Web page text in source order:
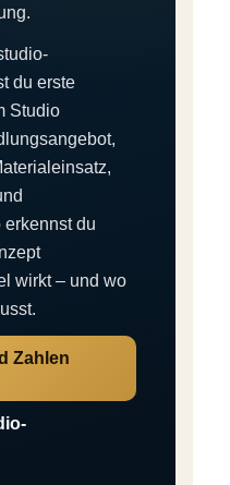
du erste
Studio
du
wirkt – und wo
Zahlen